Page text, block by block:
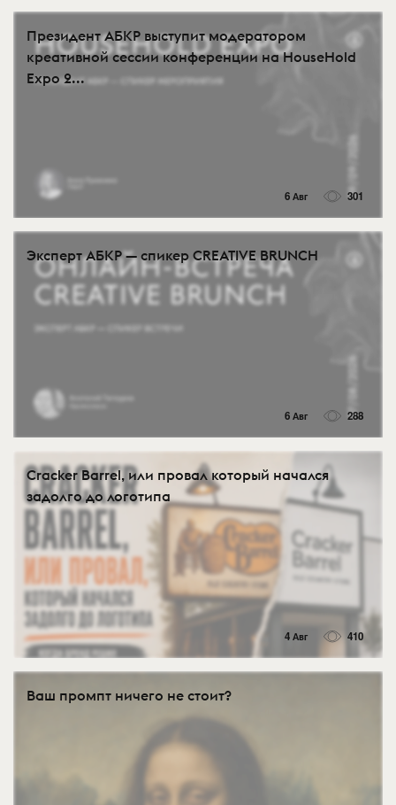
Президент АБКР выступит модератором
креативной сессии конференции на HouseHold
Expo 2...
6 Авг 301
Эксперт АБКР — спикер CREATIVE BRUNCH
6 Авг 288
Cracker Barrel, или провал который начался
задолго до логотипа
4 Авг 410
Ваш промпт ничего не стоит?